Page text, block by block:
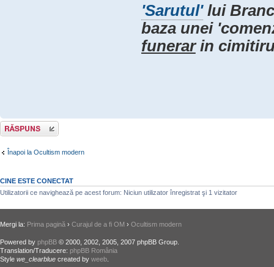
'Sarutul'lui
baza unei
funerarin
Răspunde
Înapoi la Ocultism modern
CINE ESTE CONECTAT
Utilizatorii ce navighează pe acest forum: Niciun utilizator înregistrat şi 1 vizitator
Mergi la: Prima pagină › Curajul de a fi OM › Ocultism modern
Powered by phpBB © 2000, 2002, 2005, 2007 phpBB Group.
Translation/Traducere: phpBB România
Style we_clearblue created by weeb